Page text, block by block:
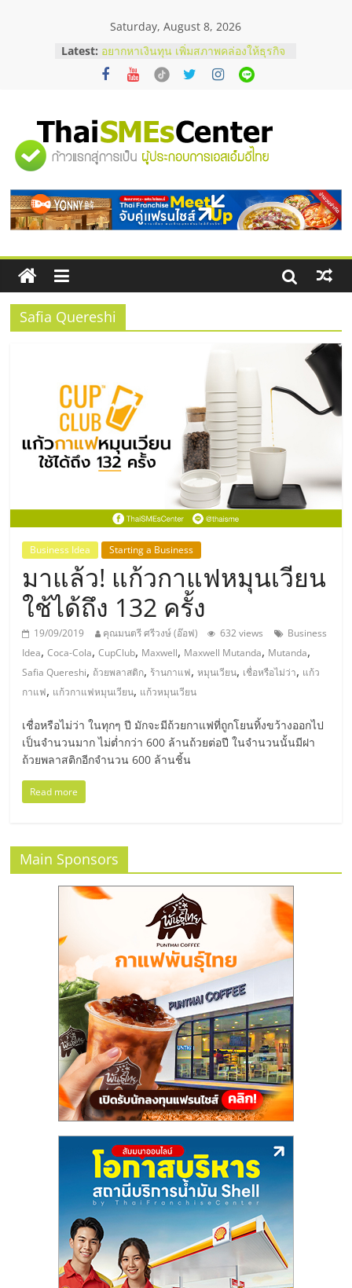
Saturday, August 8, 2026
Latest:
บริษัท Cybersecurity ในไทยที่ไหนดี?
วิธีเลือกผู้ให้บริการให้คุ้มค่าและตอบ
โจทย์ธุรกิจ
อยากหาเงินทุน เพิ่มสภาพคล่องให้ธุรกิจ
บริการน้ำมัน Shell
สัมมนาลงทุน แฟรนไชส์ยอนนี่
ThaiFranchise Meet Up จับคู่แฟรน
ร้านเครื่องเสียงคุณภาพสูง พร้อม
โซลูชันระบบภาพและเสียง
"ศูนย์
รวม
ข้อมูล
ธุรกิจ
SME
แห่ง
ประเทศไทย,
ThaiSMEsCenter,
รวม
ธุรกิจ
เอ
ส
เอ็
มอี
ไทย,
SMEs,
แฟ
ไชส์,
ปรึกษา
แฟ
ไชส์,
รวม
แฟ
Safia Quereshi
Business Idea Starting a Business
มาแล้ว! แก้วกาแฟหมุนเวียน
ใช้ได้ถึง 132 ครั้ง
19/09/2019 คุณมนตรี ศรีวงษ์ (อ๊อฟ) 632 views
Business
Idea,Coca-Cola,CupClub, Maxwell, Maxwell Mutanda, Mutanda,
Safia Quereshi, ถ้วยพลาสติก, ร้านกาแฟ,หมุนเวียน, เชื่อหรือไม่ว่า, แก้ว
กาแฟ, แก้วกาแฟหมุนเวียน, แก้วหมุนเวียน
เชื่อหรือไม่ว่า ในทุกๆ ปี มักจะมีถ้วยกาแฟที่ถูกโยนทิ้งขว้างออกไป
เป็นจำนวนมาก ไม่ต่ำกว่า 600 ล้านถ้วยต่อปี ในจำนวนนั้นมีฝา
ถ้วยพลาสติกอีกจำนวน 600 ล้านชิ้น
Read more
Main Sponsors